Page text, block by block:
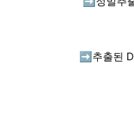
➡️ 추출된